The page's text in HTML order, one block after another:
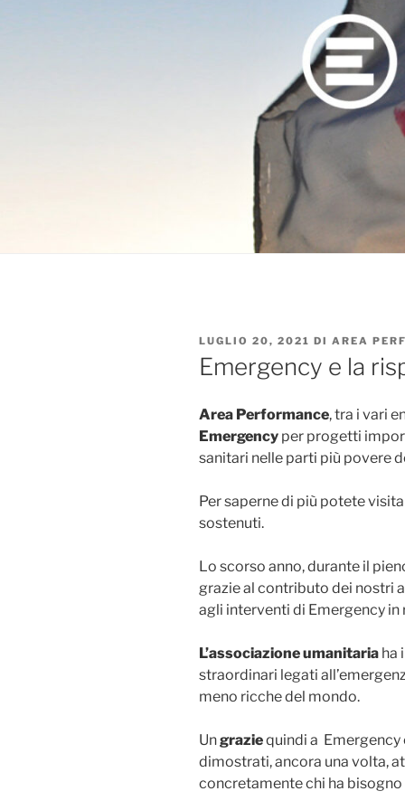
PUBBLICATO
IL
LUGLIO 20, 2021 DI AREA
Emergency e la
Area Performance, tra i vari
Emergency per progetti
sanitari nelle parti più povere
Per saperne di più potete
sostenuti.
Lo scorso anno, durante il
grazie al contributo dei nostri
agli interventi di Emergency in
L’associazione umanitaria ha
straordinari legati
meno ricche del mondo.
Ungraziequindi a Emergency
dimostrati, ancora una volta,
concretamente chi ha bisogno